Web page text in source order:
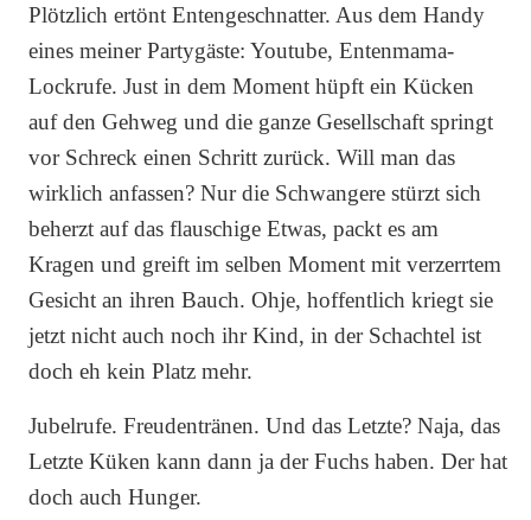
Plötzlich ertönt Entengeschnatter. Aus dem Handy
eines meiner Partygäste: Youtube, Entenmama-
Lockrufe. Just in dem Moment hüpft ein Kücken
auf den Gehweg und die ganze Gesellschaft springt
vor Schreck einen Schritt zurück. Will man das
wirklich anfassen? Nur die Schwangere stürzt sich
beherzt auf das flauschige Etwas, packt es am
Kragen und greift im selben Moment mit verzerrtem
Gesicht an ihren Bauch. Ohje, hoffentlich kriegt sie
jetzt nicht auch noch ihr Kind, in der Schachtel ist
doch eh kein Platz mehr.
Jubelrufe. Freudentränen. Und das Letzte? Naja, das
Letzte Küken kann dann ja der Fuchs haben. Der hat
doch auch Hunger.